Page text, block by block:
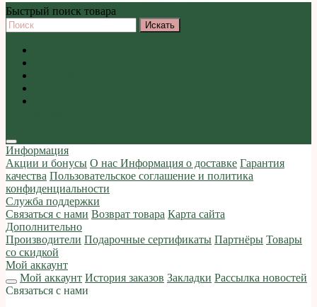
Быстрый поиск товара
Информация
Акции и бонусы О нас Информация о доставке Гарантия
качества Пользовательское соглашение и политика
конфиденциальности
Служба поддержки
Связаться с нами Возврат товара Карта сайта
Дополнительно
Производители Подарочные сертификаты Партнёры Товары
со скидкой
Мой аккаунт
Мой аккаунт История заказов Закладки Рассылка новостей
Связаться с нами